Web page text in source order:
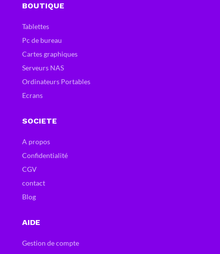
BOUTIQUE
Tablettes
Pc de bureau
Cartes graphiques
Serveurs NAS
Ordinateurs Portables
Ecrans
SOCIETE
A propos
Confidentialité
CGV
contact
Blog
AIDE
Gestion de compte